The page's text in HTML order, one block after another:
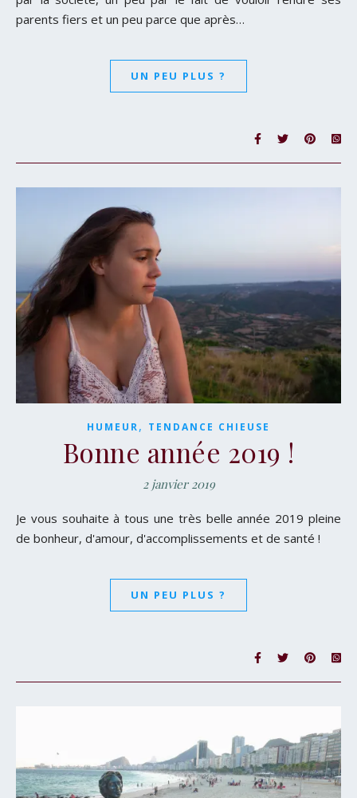
parents fiers et un peu parce que après…
UN PEU PLUS ?
HUMEUR, TENDANCE CHIEUSE
Bonne année 2019 !
2 janvier 2019
Je vous souhaite à tous une très belle année 2019 pleine
de bonheur, d'amour, d'accomplissements et de santé !
UN PEU PLUS ?